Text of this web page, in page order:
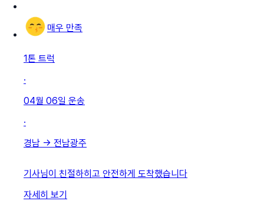
매우 만족
1톤 트럭
·
04월 06일 운송
·
경남 → 전남광주
기사님이 친절하히고 안전하게 도착했습니다
자세히 보기